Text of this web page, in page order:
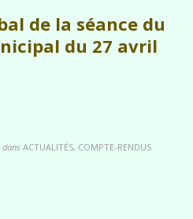
de la séance du
du 27 avril
dans ACTUALITÉS, COMPTE-RENDUS